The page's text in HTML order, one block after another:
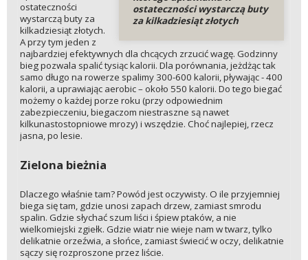
ostateczności wystarczą buty
za kilkadziesiąt złotych
ostateczności
wystarczą buty za
kilkadziesiąt złotych.
A przy tym jeden z
najbardziej efektywnych dla chcących zrzucić wagę. Godzinny
bieg pozwala spalić tysiąc kalorii. Dla porównania, jeżdżąc tak
samo długo na rowerze spalimy 300-600 kalorii, pływając - 400
kalorii, a uprawiając aerobic – około 550 kalorii. Do tego biegać
możemy o każdej porze roku (przy odpowiednim
zabezpieczeniu, biegaczom niestraszne są nawet
kilkunastostopniowe mrozy) i wszędzie. Choć najlepiej, rzecz
jasna, po lesie.
Zielona bieżnia
Dlaczego właśnie tam? Powód jest oczywisty. O ile przyjemniej
biega się tam, gdzie unosi zapach drzew, zamiast smrodu
spalin. Gdzie słychać szum liści i śpiew ptaków, a nie
wielkomiejski zgiełk. Gdzie wiatr nie wieje nam w twarz, tylko
delikatnie orzeźwia, a słońce, zamiast świecić w oczy, delikatnie
sączy się rozproszone przez liście.